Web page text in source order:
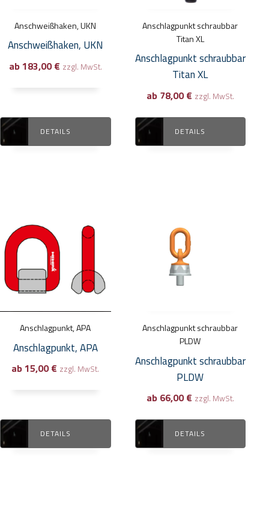
Anschweißhaken, UKN
Anschweißhaken, UKN
ab 183,00€ zzgl. MwSt.
DETAILS
auf
der
werden
Anschlagpunkt schraubbar
Titan XL
Anschlagpunkt schraubbar
Titan XL
ab 78,00€ zzgl. MwSt.
DETAILS
auf
gewählt
werden
Anschlagpunkt, APA
Anschlagpunkt, APA
ab 15,00€ zzgl. MwSt.
DETAILS
Produkt
weist
mehrere
Varianten
auf.
Optionen
auf
der
werden
Anschlagpunkt schraubbar
PLDW
Anschlagpunkt schraubbar
PLDW
ab 66,00€ zzgl. MwSt.
DETAILS
Varianten
Optionen
auf
der
Produktseite
gewählt
werden